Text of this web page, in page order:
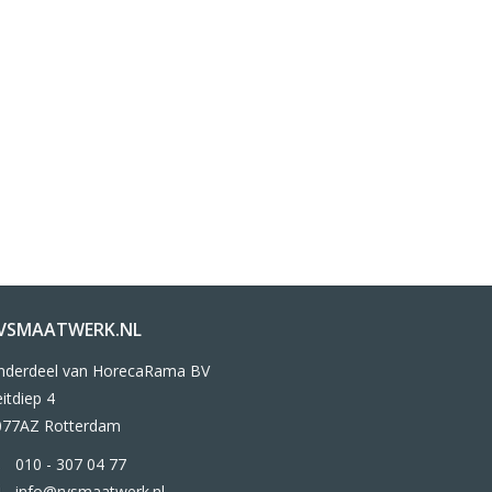
van HorecaRama BV
4
Rotterdam
010 - 307 04 77